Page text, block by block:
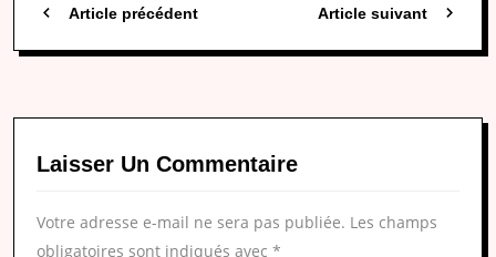
Article précédent Article suivant
Laisser Un Commentaire
Votre adresse e-mail ne sera pas publiée. Les champs
obligatoires sont indiqués avec *